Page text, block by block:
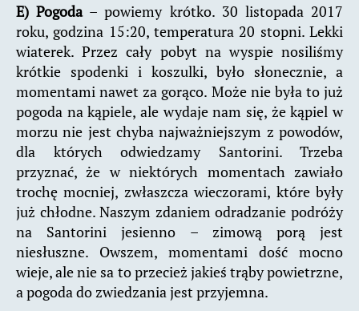
E) Pogoda– powiemy krótko. 30 listopada 2017
roku, godzina 15:20, temperatura 20 stopni. Lekki
wiaterek. Przez cały pobyt na wyspie nosiliśmy
krótkie spodenki i koszulki, było słonecznie, a
momentami nawet za gorąco. Może nie była to już
pogoda na kąpiele, ale wydaje nam się, że kąpiel w
morzu nie jest chyba najważniejszym z powodów,
dla których odwiedzamy Santorini. Trzeba
przyznać, że w niektórych momentach zawiało
trochę mocniej, zwłaszcza wieczorami, które były
już chłodne. Naszym zdaniem odradzanie podróży
na Santorini jesienno – zimową porą jest
niesłuszne. Owszem, momentami dość mocno
wieje, ale nie sa to przecież jakieś trąby powietrzne,
a pogoda do zwiedzania jest przyjemna.